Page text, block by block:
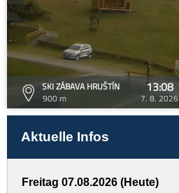
SKI ZÁBAVA HRUŠTÍN
900 m
13:08
7. 8. 2026
Aktuelle Infos
Freitag 07.08.2026 (Heute)